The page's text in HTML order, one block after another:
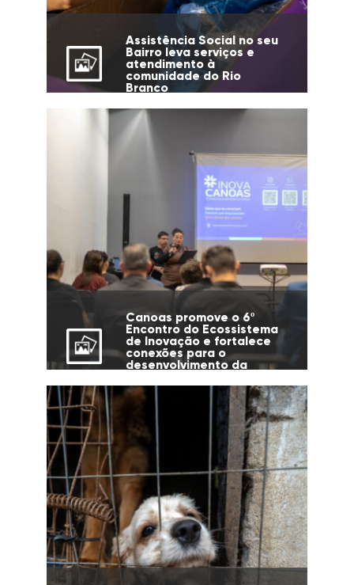
Assistência Social no seu
Bairro leva serviços e
atendimento à
comunidade do Rio
Branco
Canoas promove o 6º
Encontro do Ecossistema
de Inovação e fortalece
conexões para o
desenvolvimento da